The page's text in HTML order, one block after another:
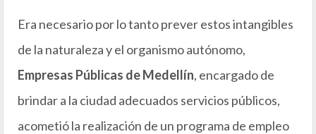
Era necesario por lo tanto prever estos intangibles
de la naturaleza y el organismo autónomo,
Empresas Públicas de Medellín, encargado de
brindar a la ciudad adecuados servicios públicos,
acometió la realización de un programa de empleo